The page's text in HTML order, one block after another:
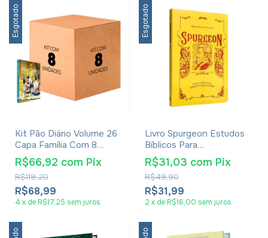
Esgotado
Kit Pão Diário Volume 26
Capa Família Com 8
Unidades
R$68,99
R$119,20
R$66,92 com Pix
4 x de R$17,25 sem juros
Esgotado
Livro Spurgeon Estudos
Bíblicos Para
Adolescentes e Jovens
Capa Luxo - Dayse
Fontoura
R$31,99
R$49,90
R$31,03 com Pix
2 x de R$16,00 sem juros